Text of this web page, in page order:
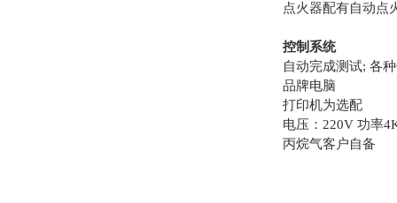
点火器配有自动点
控制系统
自动完成测试; 各
品牌电脑
打印机为选配
电压：220V 功率
丙烷气客户自备